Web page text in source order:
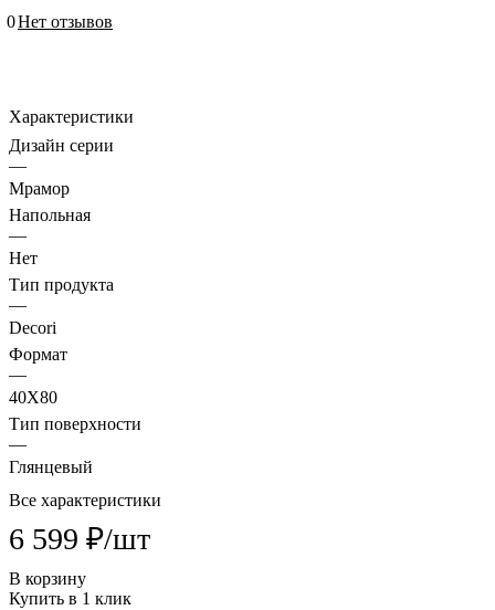
0Нет отзывов
Характеристики
Дизайн серии
—
Мрамор
Напольная
—
Нет
Тип продукта
—
Decori
Формат
—
40X80
Тип поверхности
—
Глянцевый
Все характеристики
6 599 ₽/шт
В корзину
Купить в 1 клик